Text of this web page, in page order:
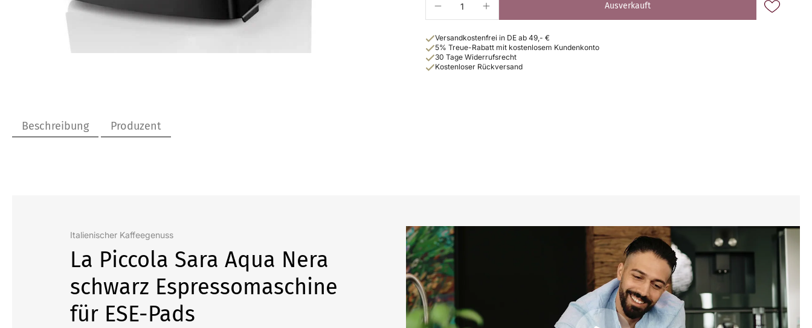
Ausverkauft
Versandkostenfrei in DE ab 49,- €
5% Treue-Rabatt mit kostenlosem Kundenkonto
30 Tage Widerrufsrecht
Kostenloser Rückversand
Beschreibung Produzent
Italienischer Kaffeegenuss
La Piccola Sara Aqua Nera
schwarz Espressomaschine
für ESE-Pads